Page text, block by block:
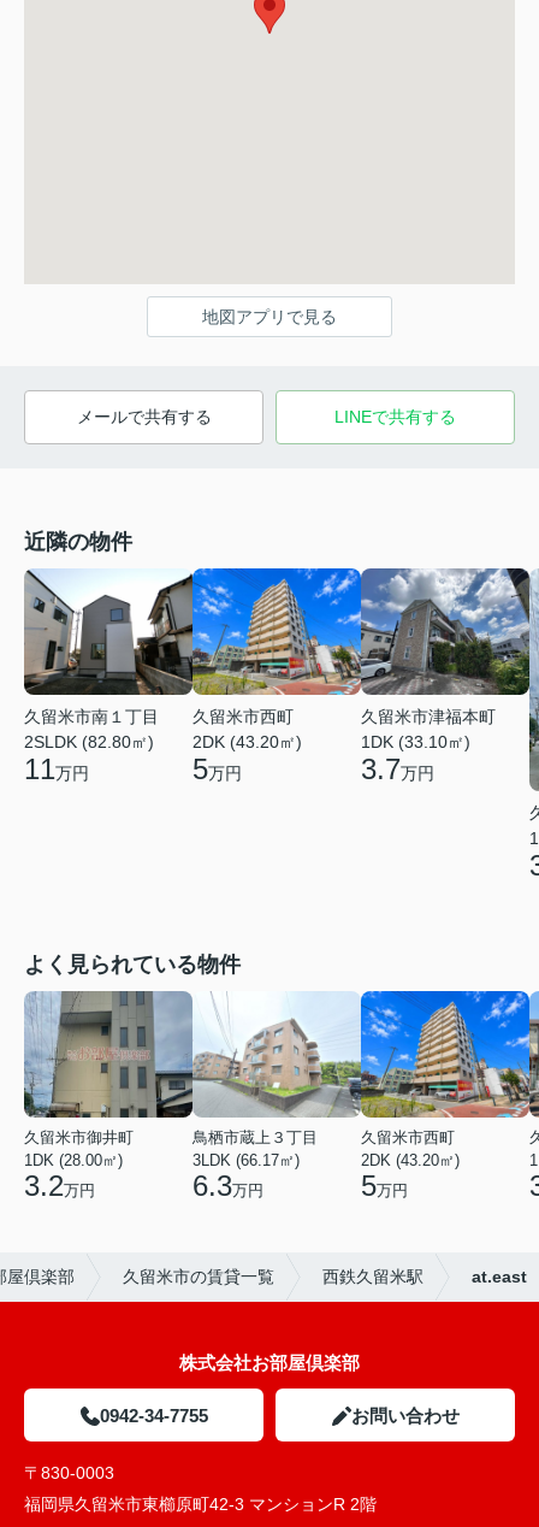
地図アプリで見る
メールで共有する LINEで共有する
近隣の物件
久留米市南１丁目
2SLDK (82.80㎡)
11万円
久留米市西町
2DK (43.20㎡)
5万円
久留米市津福本町
1DK (33.10㎡)
3.7万円
よく見られている物件
久留米市御井町
1DK (28.00㎡)
3.2万円
鳥栖市蔵上３丁目
3LDK (66.17㎡)
6.3万円
久留米市西町
2DK (43.20㎡)
5万円
屋倶楽部 久留米市の賃貸一覧 西鉄久留米駅 at.east
株式会社お部屋倶楽部
0942-34-7755 お問い合わせ
〒830-0003
福岡県久留米市東櫛原町42-3 マンションR 2階